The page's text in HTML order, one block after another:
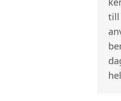
till